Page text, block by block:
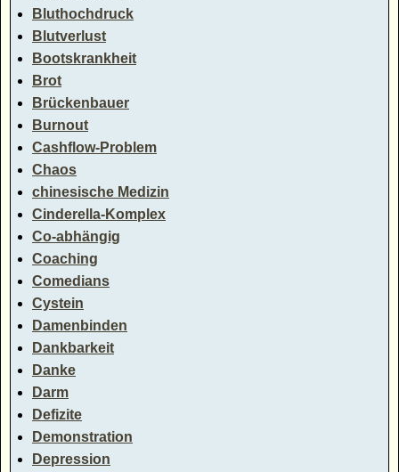
Bluthochdruck
Blutverlust
Bootskrankheit
Brot
Brückenbauer
Burnout
Cashflow-Problem
Chaos
chinesische Medizin
Cinderella-Komplex
Co-abhängig
Coaching
Comedians
Cystein
Damenbinden
Dankbarkeit
Danke
Darm
Defizite
Demonstration
Depression